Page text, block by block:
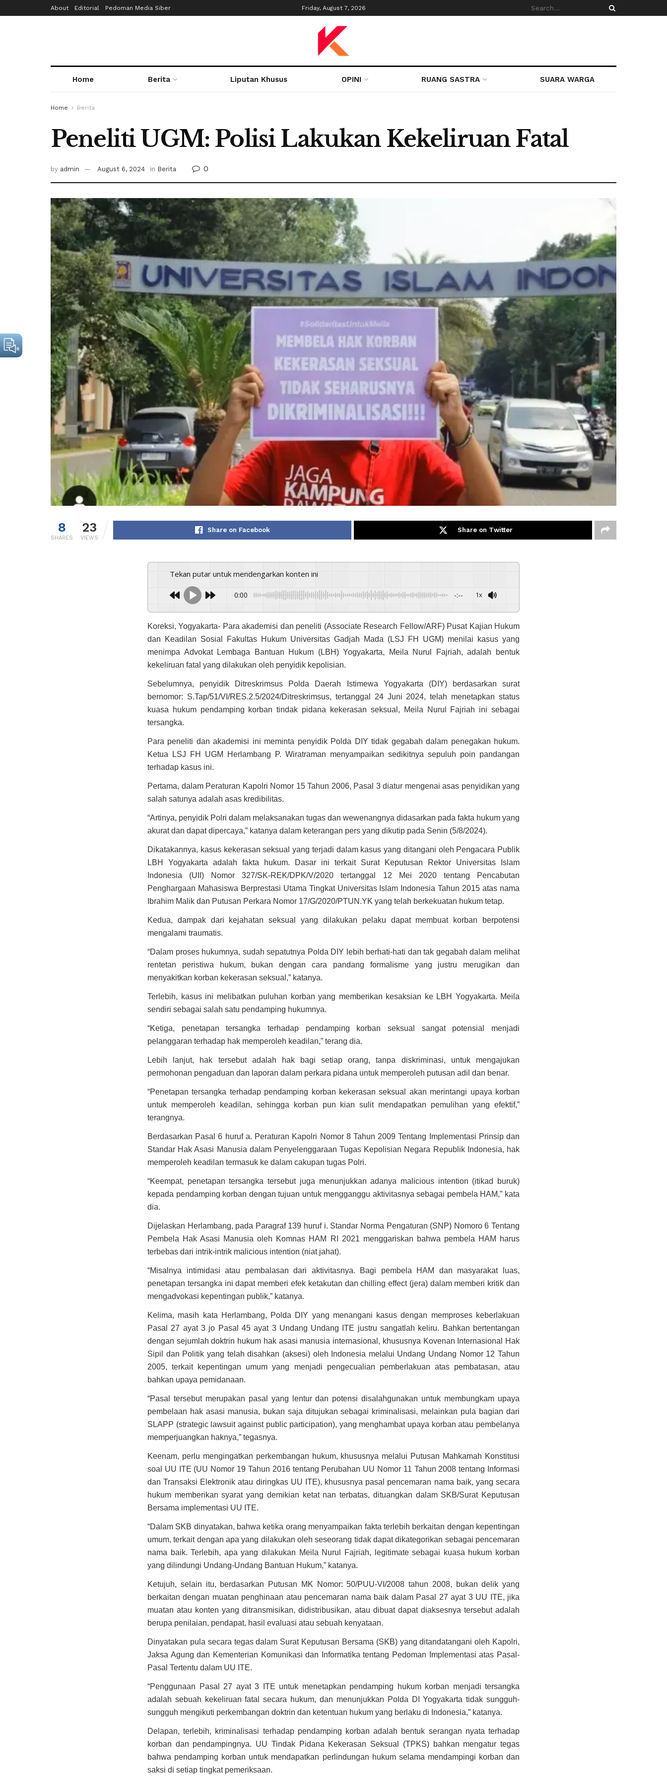
About Editorial Pedoman Media Siber Friday, August 7, 2026
Home Berita Liputan Khusus OPINI RUANG SASTRA SUARA WARGA
Home Berita
Peneliti UGM: Polisi Lakukan Kekeliruan Fatal
by admin August 6, 2024 in Berita 0
8
SHARES
23
VIEWS
Share on Facebook Share on Twitter
Tekan putar untuk mendengarkan konten ini
0:00 -:-- 1x
Koreksi, Yogyakarta- Para akademisi dan peneliti (Associate Research Fellow/ARF) Pusat Kajian Hukum
dan Keadilan Sosial Fakultas Hukum Universitas Gadjah Mada (LSJ FH UGM) menilai kasus yang
menimpa Advokat Lembaga Bantuan Hukum (LBH) Yogyakarta, Meila Nurul Fajriah, adalah bentuk
kekeliruan fatal yang dilakukan oleh penyidik kepolisian.
Sebelumnya, penyidik Ditreskrimsus Polda Daerah Istimewa Yogyakarta (DIY) berdasarkan surat
bernomor: S.Tap/51/VI/RES.2.5/2024/Ditreskrimsus, tertanggal 24 Juni 2024, telah menetapkan status
kuasa hukum pendamping korban tindak pidana kekerasan seksual, Meila Nurul Fajriah ini sebagai
tersangka.
Para peneliti dan akademisi ini meminta penyidik Polda DIY tidak gegabah dalam penegakan hukum.
Ketua LSJ FH UGM Herlambang P. Wiratraman menyampaikan sedikitnya sepuluh poin pandangan
terhadap kasus ini.
Pertama, dalam Peraturan Kapolri Nomor 15 Tahun 2006, Pasal 3 diatur mengenai asas penyidikan yang
salah satunya adalah asas kredibilitas.
“Artinya, penyidik Polri dalam melaksanakan tugas dan wewenangnya didasarkan pada fakta hukum yang
akurat dan dapat dipercaya,” katanya dalam keterangan pers yang dikutip pada Senin (5/8/2024).
Dikatakannya, kasus kekerasan seksual yang terjadi dalam kasus yang ditangani oleh Pengacara Publik
LBH Yogyakarta adalah fakta hukum. Dasar ini terkait Surat Keputusan Rektor Universitas Islam
Indonesia (UII) Nomor 327/SK-REK/DPK/V/2020 tertanggal 12 Mei 2020 tentang Pencabutan
Penghargaan Mahasiswa Berprestasi Utama Tingkat Universitas Islam Indonesia Tahun 2015 atas nama
Ibrahim Malik dan Putusan Perkara Nomor 17/G/2020/PTUN.YK yang telah berkekuatan hukum tetap.
Kedua, dampak dari kejahatan seksual yang dilakukan pelaku dapat membuat korban berpotensi
mengalami traumatis.
“Dalam proses hukumnya, sudah sepatutnya Polda DIY lebih berhati-hati dan tak gegabah dalam melihat
rentetan peristiwa hukum, bukan dengan cara pandang formalisme yang justru merugikan dan
menyakitkan korban kekerasan seksual,” katanya.
Terlebih, kasus ini melibatkan puluhan korban yang memberikan kesaksian ke LBH Yogyakarta. Meila
sendiri sebagai salah satu pendamping hukumnya.
“Ketiga, penetapan tersangka terhadap pendamping korban seksual sangat potensial menjadi
pelanggaran terhadap hak memperoleh keadilan,” terang dia.
Lebih lanjut, hak tersebut adalah hak bagi setiap orang, tanpa diskriminasi, untuk mengajukan
permohonan pengaduan dan laporan dalam perkara pidana untuk memperoleh putusan adil dan benar.
“Penetapan tersangka terhadap pendamping korban kekerasan seksual akan merintangi upaya korban
untuk memperoleh keadilan, sehingga korban pun kian sulit mendapatkan pemulihan yang efektif,”
terangnya.
Berdasarkan Pasal 6 huruf a. Peraturan Kapolri Nomor 8 Tahun 2009 Tentang Implementasi Prinsip dan
Standar Hak Asasi Manusia dalam Penyelenggaraan Tugas Kepolisian Negara Republik Indonesia, hak
memperoleh keadilan termasuk ke dalam cakupan tugas Polri.
“Keempat, penetapan tersangka tersebut juga menunjukkan adanya malicious intention (itikad buruk)
kepada pendamping korban dengan tujuan untuk mengganggu aktivitasnya sebagai pembela HAM,” kata
dia.
Dijelaskan Herlambang, pada Paragraf 139 huruf i. Standar Norma Pengaturan (SNP) Nomoro 6 Tentang
Pembela Hak Asasi Manusia oleh Komnas HAM RI 2021 menggariskan bahwa pembela HAM harus
terbebas dari intrik-intrik malicious intention (niat jahat).
“Misalnya intimidasi atau pembalasan dari aktivitasnya. Bagi pembela HAM dan masyarakat luas,
penetapan tersangka ini dapat memberi efek ketakutan dan chilling effect (jera) dalam memberi kritik dan
mengadvokasi kepentingan publik,” katanya.
Kelima, masih kata Herlambang, Polda DIY yang menangani kasus dengan memproses keberlakuan
Pasal 27 ayat 3 jo Pasal 45 ayat 3 Undang Undang ITE justru sangatlah keliru. Bahkan bertentangan
dengan sejumlah doktrin hukum hak asasi manusia internasional, khususnya Kovenan Internasional Hak
Sipil dan Politik yang telah disahkan (aksesi) oleh Indonesia melalui Undang Undang Nomor 12 Tahun
2005, terkait kepentingan umum yang menjadi pengecualian pemberlakuan atas pembatasan, atau
bahkan upaya pemidanaan.
“Pasal tersebut merupakan pasal yang lentur dan potensi disalahgunakan untuk membungkam upaya
pembelaan hak asasi manusia, bukan saja ditujukan sebagai kriminalisasi, melainkan pula bagian dari
SLAPP (strategic lawsuit against public participation), yang menghambat upaya korban atau pembelanya
memperjuangkan haknya,” tegasnya.
Keenam, perlu mengingatkan perkembangan hukum, khususnya melalui Putusan Mahkamah Konstitusi
soal UU ITE (UU Nomor 19 Tahun 2016 tentang Perubahan UU Nomor 11 Tahun 2008 tentang Informasi
dan Transaksi Elektronik atau diringkas UU ITE), khususnya pasal pencemaran nama baik, yang secara
hukum memberikan syarat yang demikian ketat nan terbatas, dituangkan dalam SKB/Surat Keputusan
Bersama implementasi UU ITE.
“Dalam SKB dinyatakan, bahwa ketika orang menyampaikan fakta terlebih berkaitan dengan kepentingan
umum, terkait dengan apa yang dilakukan oleh seseorang tidak dapat dikategorikan sebagai pencemaran
nama baik. Terlebih, apa yang dilakukan Meila Nurul Fajriah, legitimate sebagai kuasa hukum korban
yang dilindungi Undang-Undang Bantuan Hukum,” katanya.
Ketujuh, selain itu, berdasarkan Putusan MK Nomor: 50/PUU-VI/2008 tahun 2008, bukan delik yang
berkaitan dengan muatan penghinaan atau pencemaran nama baik dalam Pasal 27 ayat 3 UU ITE, jika
muatan atau konten yang ditransmisikan, didistribusikan, atau dibuat dapat diaksesnya tersebut adalah
berupa penilaian, pendapat, hasil evaluasi atau sebuah kenyataan.
Dinyatakan pula secara tegas dalam Surat Keputusan Bersama (SKB) yang ditandatangani oleh Kapolri,
Jaksa Agung dan Kementerian Komunikasi dan Informatika tentang Pedoman Implementasi atas Pasal-
Pasal Tertentu dalam UU ITE.
“Penggunaan Pasal 27 ayat 3 ITE untuk menetapkan pendamping hukum korban menjadi tersangka
adalah sebuah kekeliruan fatal secara hukum, dan menunjukkan Polda DI Yogyakarta tidak sungguh-
sungguh mengikuti perkembangan doktrin dan ketentuan hukum yang berlaku di Indonesia,” katanya.
Delapan, terlebih, kriminalisasi terhadap pendamping korban adalah bentuk serangan nyata terhadap
korban dan pendampingnya. UU Tindak Pidana Kekerasan Seksual (TPKS) bahkan mengatur tegas
bahwa pendamping korban untuk mendapatkan perlindungan hukum selama mendampingi korban dan
saksi di setiap tingkat pemeriksaan.